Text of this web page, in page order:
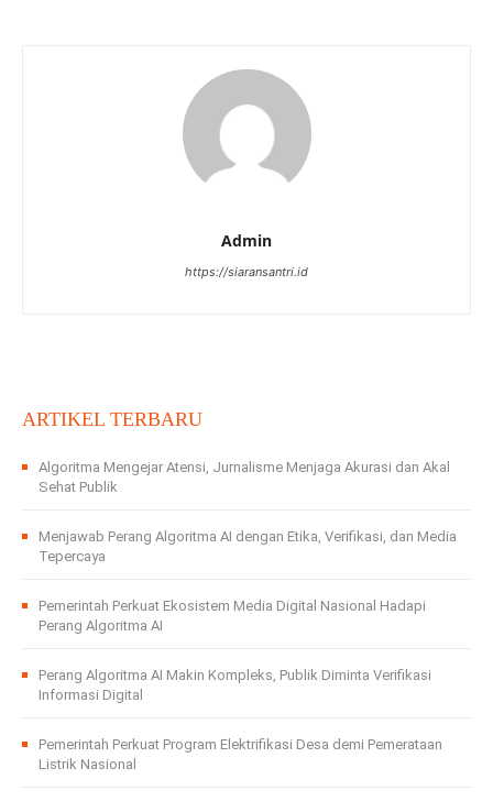
Admin
https://siaransantri.id
ARTIKEL TERBARU
Algoritma Mengejar Atensi, Jurnalisme Menjaga Akurasi dan Akal
Sehat Publik
Menjawab Perang Algoritma AI dengan Etika, Verifikasi, dan Media
Tepercaya
Pemerintah Perkuat Ekosistem Media Digital Nasional Hadapi
Perang Algoritma AI
Perang Algoritma AI Makin Kompleks, Publik Diminta Verifikasi
Informasi Digital
Pemerintah Perkuat Program Elektrifikasi Desa demi Pemerataan
Listrik Nasional